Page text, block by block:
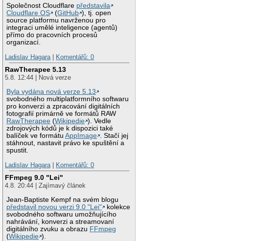
Společnost Cloudflare představila
Cloudflare OS
(GitHub ), tj. open
source platformu navrženou pro
integraci umělé inteligence (agentů)
přímo do pracovních procesů
organizací.
Ladislav Hagara
Komentářů: 0
RawTherapee 5.13
5.8. 12:44 | Nová verze
Byla vydána nová verze 5.13
svobodného multiplatformního softwaru
pro konverzi a zpracování digitálních
fotografií primárně ve formátů RAW
RawTherapee (Wikipedie ). Vedle
zdrojových kódů je k dispozici také
balíček ve formátuAppImage . Stačí jej
stáhnout, nastavit právo ke spuštění a
spustit.
Ladislav Hagara
Komentářů: 0
FFmpeg 9.0 "Lei"
4.8. 20:44 | Zajímavý článek
Jean-Baptiste Kempf na svém blogu
představil novou verzi 9.0 "Lei"
kolekce
svobodného softwaru umožňujícího
nahrávání, konverzi a streamovaní
digitálního zvuku a obrazu FFmpeg
(Wikipedie ).